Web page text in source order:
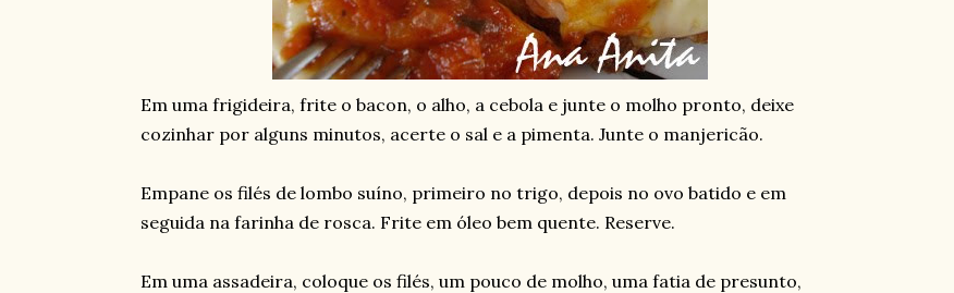
Em uma frigideira, frite o bacon, o alho, a cebola e junte o molho pronto, deixe
cozinhar por alguns minutos, acerte o sal e a pimenta. Junte o manjericão.
Empane os filés de lombo suíno, primeiro no trigo, depois no ovo batido e em
seguida na farinha de rosca. Frite em óleo bem quente. Reserve.
Em uma assadeira, coloque os filés, um pouco de molho, uma fatia de presunto,